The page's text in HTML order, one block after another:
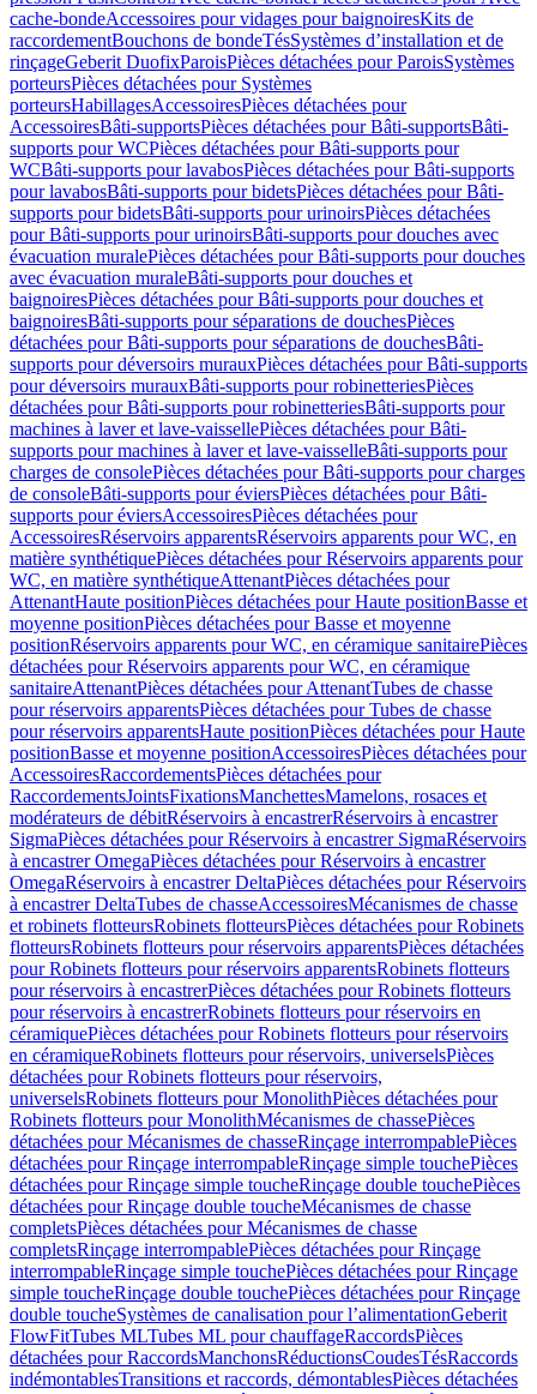
cache-bondeAccessoires pour vidages pour baignoiresKits de
raccordementBouchons de bondeTésSystèmes d’installation et de
rinçageGeberit DuofixParoisPièces détachées pour ParoisSystèmes
porteursPièces détachées pour Systèmes
porteursHabillagesAccessoiresPièces détachées pour
AccessoiresBâti-supportsPièces détachées pour Bâti-supportsBâti-
supports pour WCPièces détachées pour Bâti-supports pour
WCBâti-supports pour lavabosPièces détachées pour Bâti-supports
pour lavabosBâti-supports pour bidetsPièces détachées pour Bâti-
supports pour bidetsBâti-supports pour urinoirsPièces détachées
pour Bâti-supports pour urinoirsBâti-supports pour douches avec
évacuation muralePièces détachées pour Bâti-supports pour douches
avec évacuation muraleBâti-supports pour douches et
baignoiresPièces détachées pour Bâti-supports pour douches et
baignoiresBâti-supports pour séparations de douchesPièces
détachées pour Bâti-supports pour séparations de douchesBâti-
supports pour déversoirs murauxPièces détachées pour Bâti-supports
pour déversoirs murauxBâti-supports pour robinetteriesPièces
détachées pour Bâti-supports pour robinetteriesBâti-supports pour
machines à laver et lave-vaissellePièces détachées pour Bâti-
supports pour machines à laver et lave-vaisselleBâti-supports pour
charges de consolePièces détachées pour Bâti-supports pour charges
de consoleBâti-supports pour éviersPièces détachées pour Bâti-
supports pour éviersAccessoiresPièces détachées pour
AccessoiresRéservoirs apparentsRéservoirs apparents pour WC, en
matière synthétiquePièces détachées pour Réservoirs apparents pour
WC, en matière synthétiqueAttenantPièces détachées pour
AttenantHaute positionPièces détachées pour Haute positionBasse et
moyenne positionPièces détachées pour Basse et moyenne
positionRéservoirs apparents pour WC, en céramique sanitairePièces
détachées pour Réservoirs apparents pour WC, en céramique
sanitaireAttenantPièces détachées pour AttenantTubes de chasse
pour réservoirs apparentsPièces détachées pour Tubes de chasse
pour réservoirs apparentsHaute positionPièces détachées pour Haute
positionBasse et moyenne positionAccessoiresPièces détachées pour
AccessoiresRaccordementsPièces détachées pour
RaccordementsJointsFixationsManchettesMamelons, rosaces et
modérateurs de débitRéservoirs à encastrerRéservoirs à encastrer
SigmaPièces détachées pour Réservoirs à encastrer SigmaRéservoirs
à encastrer OmegaPièces détachées pour Réservoirs à encastrer
OmegaRéservoirs à encastrer DeltaPièces détachées pour Réservoirs
à encastrer DeltaTubes de chasseAccessoiresMécanismes de chasse
et robinets flotteursRobinets flotteursPièces détachées pour Robinets
flotteursRobinets flotteurs pour réservoirs apparentsPièces détachées
pour Robinets flotteurs pour réservoirs apparentsRobinets flotteurs
pour réservoirs à encastrerPièces détachées pour Robinets flotteurs
pour réservoirs à encastrerRobinets flotteurs pour réservoirs en
céramiquePièces détachées pour Robinets flotteurs pour réservoirs
en céramiqueRobinets flotteurs pour réservoirs, universelsPièces
détachées pour Robinets flotteurs pour réservoirs,
universelsRobinets flotteurs pour MonolithPièces détachées pour
Robinets flotteurs pour MonolithMécanismes de chassePièces
détachées pour Mécanismes de chasseRinçage interrompablePièces
détachées pour Rinçage interrompableRinçage simple touchePièces
détachées pour Rinçage simple toucheRinçage double touchePièces
détachées pour Rinçage double toucheMécanismes de chasse
completsPièces détachées pour Mécanismes de chasse
completsRinçage interrompablePièces détachées pour Rinçage
interrompableRinçage simple touchePièces détachées pour Rinçage
simple toucheRinçage double touchePièces détachées pour Rinçage
double toucheSystèmes de canalisation pour l’alimentationGeberit
FlowFitTubes MLTubes ML pour chauffageRaccordsPièces
détachées pour RaccordsManchonsRéductionsCoudesTésRaccords
indémontablesTransitions et raccords, démontablesPièces détachées